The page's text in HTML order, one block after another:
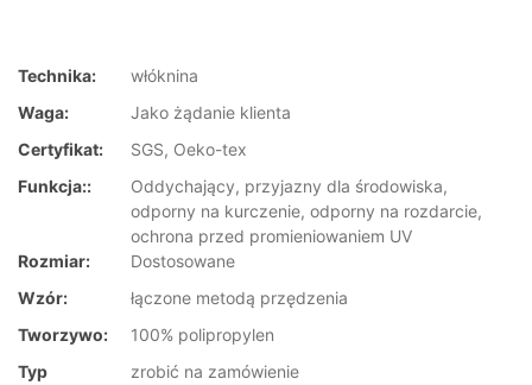
Technika:
włóknina
Waga:
Jako żądanie klienta
Certyfikat:
SGS, Oeko-tex
Funkcja::
Oddychający, przyjazny dla środowiska,
odporny na kurczenie, odporny na rozdarcie,
ochrona przed promieniowaniem UV
Rozmiar:
Dostosowane
Wzór:
łączone metodą przędzenia
Tworzywo:
100% polipropylen
Typ
zrobić na zamówienie